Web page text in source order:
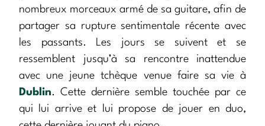
nombreux morceaux armé de sa guitare, afin de
partager sa rupture sentimentale récente avec
les passants. Les jours se suivent et se
ressemblent jusqu’à sa rencontre inattendue
avec une jeune tchèque venue faire sa vie à
Dublin. Cette dernière semble touchée par ce
qui lui arrive et lui propose de jouer en duo,